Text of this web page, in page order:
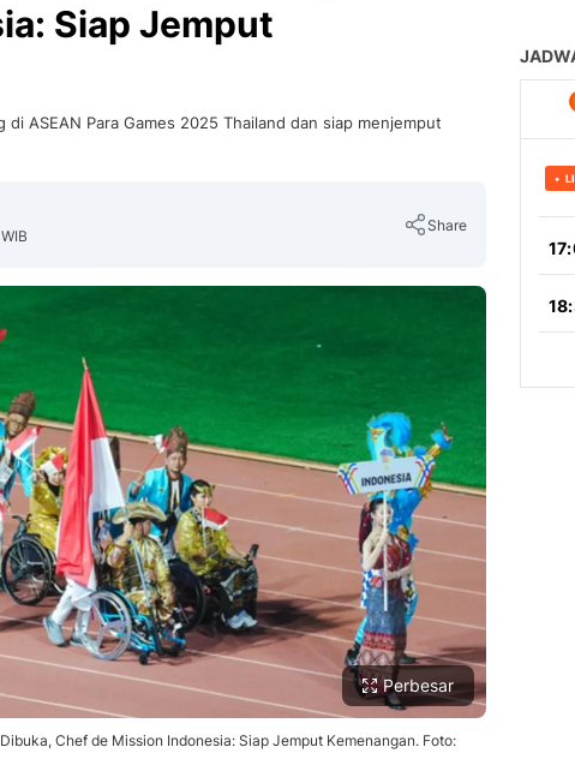
Siap Jemput
ASEAN Para Games 2025 Thailand dan siap menjemput
Share
Perbesar
Chef de Mission Indonesia: Siap Jemput Kemenangan. Foto: